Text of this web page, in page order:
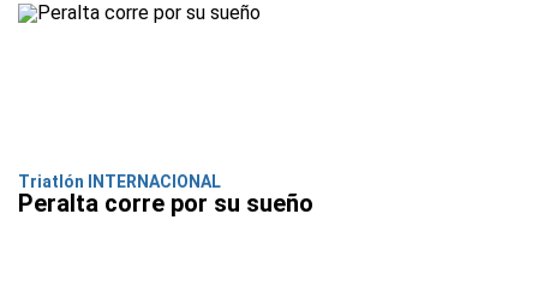
Triatlón INTERNACIONAL
Peralta corre por su sueño